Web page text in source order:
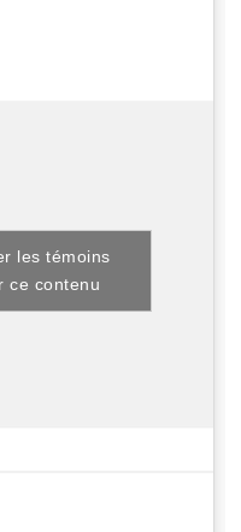
les témoins
ce contenu